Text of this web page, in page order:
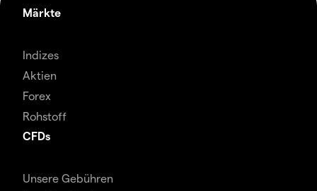
Märkte
Indizes
Aktien
Forex
Rohstoff
CFDs
Unsere Gebühren